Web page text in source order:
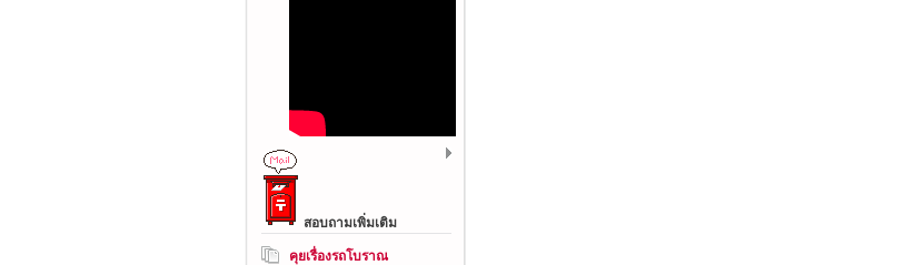
สอบถามเพิ่มเติม
คุยเรื่องรถโบราณ